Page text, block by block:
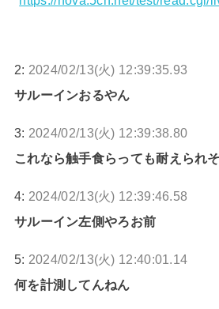
2: 2024/02/13(火) 12:39:35.93
サルーインおるやん
3: 2024/02/13(火) 12:39:38.80
これなら触手食らっても耐えられ
4: 2024/02/13(火) 12:39:46.58
サルーイン左側やろお前
5: 2024/02/13(火) 12:40:01.14
何を計測してんねん